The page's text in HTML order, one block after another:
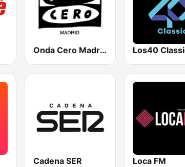
Onda Cero Madrid Los40
Cadena SER Loca FM